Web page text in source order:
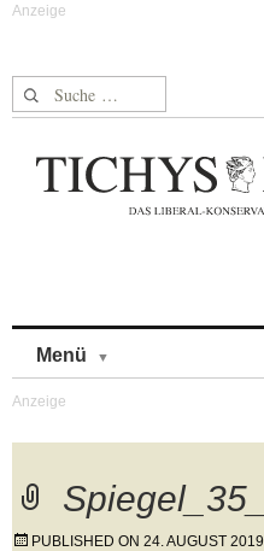
Suche nach:
Menü
Spiegel_35_
PUBLISHED ON 24. AUGUST 2019